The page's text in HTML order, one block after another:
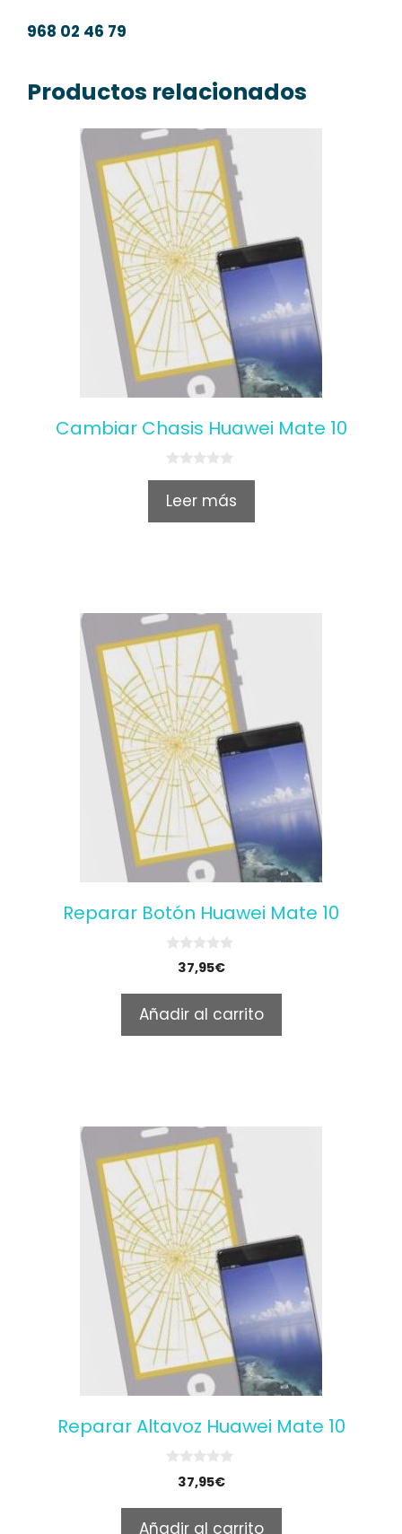
968 02 46 79
Productos relacionados
Cambiar Chasis Huawei Mate 10
0
u
Leer más
Reparar Botón Huawei Mate 10
o
f
5
37,95€
Añadir al carrito
Reparar Altavoz Huawei Mate 10
o
37,95€
Añadir al carrito